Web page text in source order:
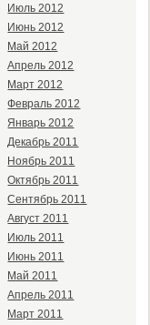
Июль 2012
Июнь 2012
Май 2012
Апрель 2012
Март 2012
Февраль 2012
Январь 2012
Декабрь 2011
Ноябрь 2011
Октябрь 2011
Сентябрь 2011
Август 2011
Июль 2011
Июнь 2011
Май 2011
Апрель 2011
Март 2011